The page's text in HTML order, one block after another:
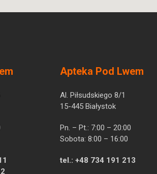
Apteka Pod Lwem
Al. Piłsudskiego 8/1
15-445 Białystok
Pn. – Pt.: 7:00 – 20:00
Sobota: 8:00 – 16:00
tel.: +48 734 191 213